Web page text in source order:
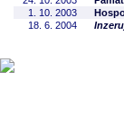
1. 10. 2003
18. 6. 2004